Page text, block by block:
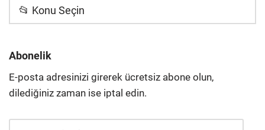
📂 Konu Seçin
Abonelik
E-posta adresinizi girerek ücretsiz abone olun,
dilediğiniz zaman ise iptal edin.